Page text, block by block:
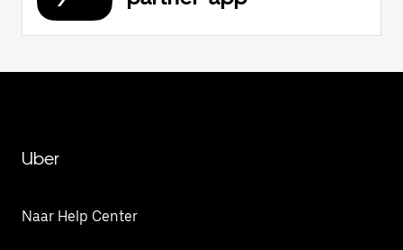
Uber
Naar Help Center